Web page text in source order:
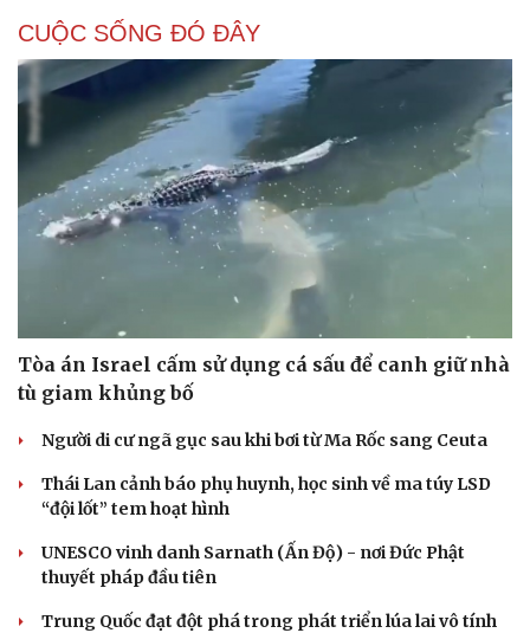
Cải chính
CUỘC SỐNG ĐÓ ĐÂY
Tòa án Israel cấm sử dụng cá sấu để canh giữ nhà
tù giam khủng bố
Người di cư ngã gục sau khi bơi từ Ma Rốc sang Ceuta
Thái Lan cảnh báo phụ huynh, học sinh về ma túy LSD
“đội lốt” tem hoạt hình
UNESCO vinh danh Sarnath (Ấn Độ) - nơi Đức Phật
thuyết pháp đầu tiên
Trung Quốc đạt đột phá trong phát triển lúa lai vô tính